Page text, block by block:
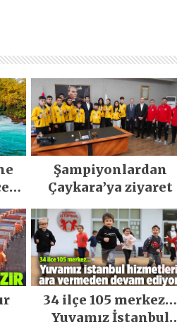
Şampiyonlardan
Çaykara’ya ziyaret
34 ilçe 105 merkez…
Yuvamız İstanbul